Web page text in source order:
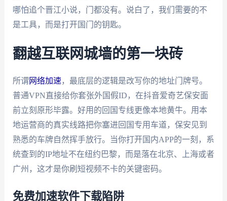
哪怕追个晋江小说，门都没有。说白了，我们需要的不
是工具，而是打开国门的钥匙。
翻越互联网城墙的第一块砖
所谓 网络加速，最底层的逻辑是改写你的地址门牌号。
普通VPN直接给你套张外国假ID，在抖音爱奇艺保安面
前立刻原形毕露。好用的回国专线更像本地黄牛。用本
地运营商的真实线路把你塞进回国专用车道，保安见到
熟悉的车牌自然挥手放行。当你打开国内APP的一刻，系
统查到的IP地址不在纽约巴黎，而是落在北京、上海或者
广州，这才是你刷短视频不卡的关键密码。
免费加速软件下载陷阱